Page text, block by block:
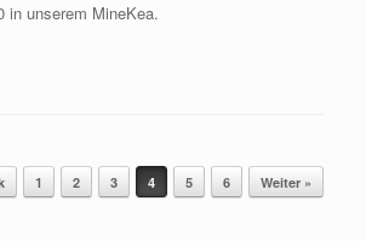
in unserem MineKea.
1 2 3 4 5 6 Weiter »